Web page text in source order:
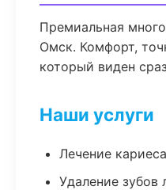
Премиальная
Омск. Комфорт,
который виден
Наши услуги
Лечение
Удаление